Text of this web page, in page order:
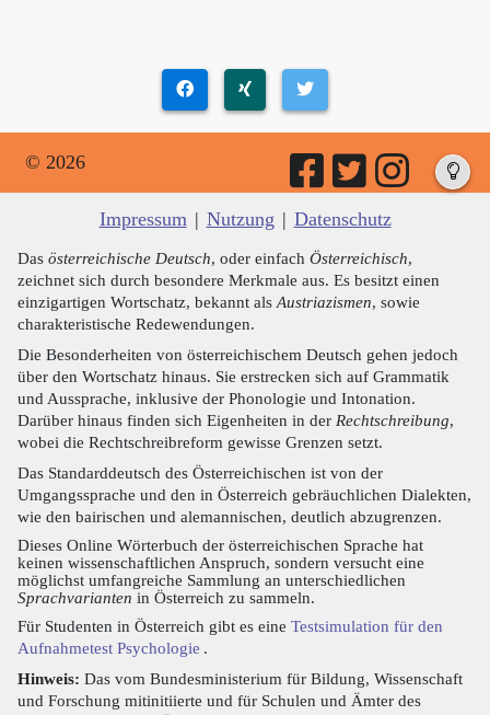
© 2026
Impressum | Nutzung | Datenschutz
Das österreichische Deutsch, oder einfach Österreichisch,
zeichnet sich durch besondere Merkmale aus. Es besitzt einen
einzigartigen Wortschatz, bekannt als Austriazismen, sowie
charakteristische Redewendungen.
Die Besonderheiten von österreichischem Deutsch gehen jedoch
über den Wortschatz hinaus. Sie erstrecken sich auf Grammatik
und Aussprache, inklusive der Phonologie und Intonation.
Darüber hinaus finden sich Eigenheiten in der Rechtschreibung,
wobei die Rechtschreibreform gewisse Grenzen setzt.
Das Standarddeutsch des Österreichischen ist von der
Umgangssprache und den in Österreich gebräuchlichen Dialekten,
wie den bairischen und alemannischen, deutlich abzugrenzen.
Dieses Online Wörterbuch der österreichischen Sprache hat
keinen wissenschaftlichen Anspruch, sondern versucht eine
möglichst umfangreiche Sammlung an unterschiedlichen
Sprachvarianten in Österreich zu sammeln.
Für Studenten in Österreich gibt es eine Testsimulation für den
Aufnahmetest Psychologie .
Hinweis: Das vom Bundesministerium für Bildung, Wissenschaft
und Forschung mitinitiierte und für Schulen und Ämter des